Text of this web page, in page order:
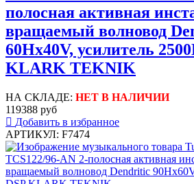
полосная активная
вращаемый волновод
60Hx40V, усилитель
KLARK TEKNIK
НА СКЛАДЕ: НЕТ В НАЛИЧИИ
119388 руб
Добавить в избранное
АРТИКУЛ: F7474